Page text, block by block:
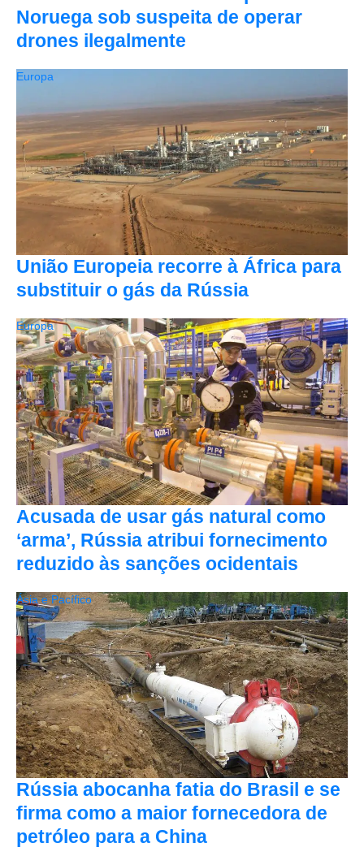
Noruega sob suspeita de operar
drones ilegalmente
União Europeia recorre à África para
substituir o gás da Rússia
Europa
Acusada de usar gás natural como
‘arma’, Rússia atribui fornecimento
reduzido às sanções ocidentais
Europa
Rússia abocanha fatia do Brasil e se
firma como a maior fornecedora de
petróleo para a China
Ásia e Pacífico